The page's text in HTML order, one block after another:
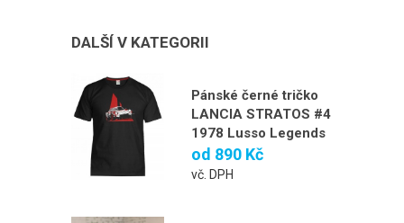
DALŠÍ V KATEGORII
Pánské černé tričko
LANCIA STRATOS #4
1978 Lusso Legends
od 890 Kč
vč. DPH